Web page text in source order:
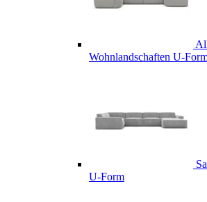
Wohnlandschaften U-
U-Form